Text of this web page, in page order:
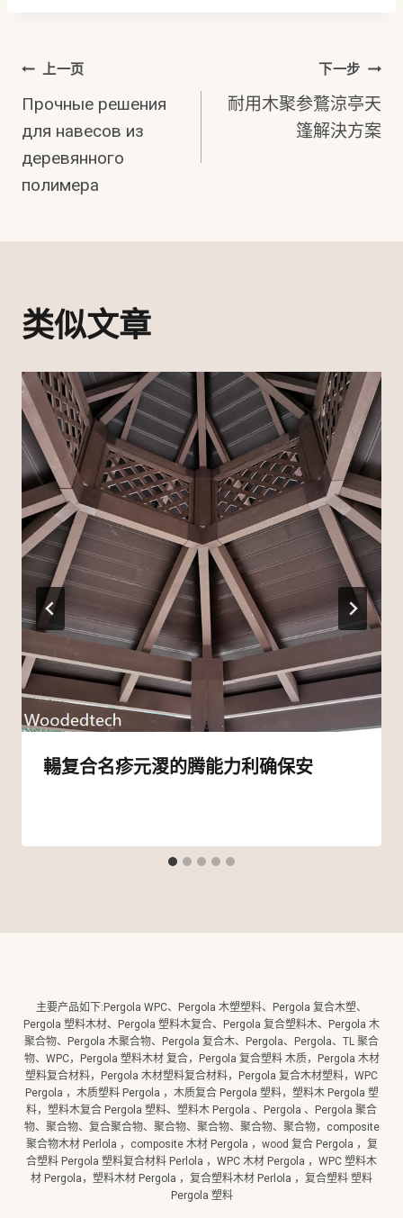
文
章
导
上一页
Прочные решения
для навесов из
деревянного
полимера
下一步
耐用木聚参鶩涼亭天
篷解決方案
类似文章
輰复合名疹元溭的腾能力利确保安
主要产品如下:Pergola WPC、Pergola 木塑塑料、Pergola 复合木塑、
Pergola 塑料木材、Pergola 塑料木复合、Pergola 复合塑料木、Pergola 木
聚合物、Pergola 木聚合物、Pergola 复合木、Pergola、Pergola、TL 聚合
物、WPC，Pergola 塑料木材 复合，Pergola 复合塑料 木质，Pergola 木材
塑料复合材料，Pergola 木材塑料复合材料，Pergola 复合木材塑料，WPC
Pergola ，木质塑料 Pergola ，木质复合 Pergola 塑料，塑料木 Pergola 塑
料，塑料木复合 Pergola 塑料、塑料木 Pergola 、Pergola 、Pergola 聚合
物、聚合物、复合聚合物、聚合物、聚合物、聚合物、聚合物，composite
聚合物木材 Perlola ，composite 木材 Pergola ，wood 复合 Pergola ，复
合塑料 Pergola 塑料复合材料 Perlola ，WPC 木材 Pergola ，WPC 塑料木
材 Pergola，塑料木材 Pergola ，复合塑料木材 Perlola ，复合塑料 塑料
Pergola 塑料